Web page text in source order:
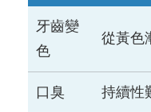
牙齒變
色
從黃色
口臭 持續性